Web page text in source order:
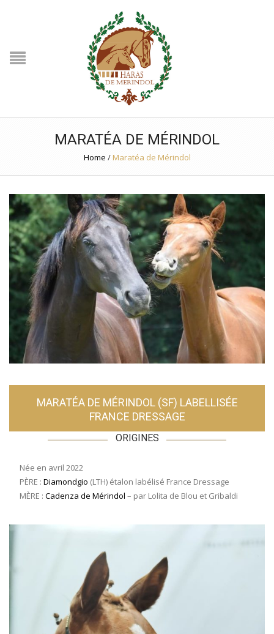
MARATÉA DE MÉRINDOL
Home /Maratéa de Mérindol
MARATÉA DE MÉRINDOL (SF) LABELLISÉE
FRANCE DRESSAGE
ORIGINES
Née en avril 2022
PÈRE : Diamondgio (LTH) étalon labélisé France Dressage
MÈRE : Cadenza de Mérindol – par Lolita de Blou et Gribaldi